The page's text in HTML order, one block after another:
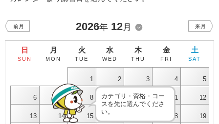
前月 2026年 12月 来月
日
SUN
月
MON
火
TUE
水
WED
木
THU
金
FRI
土
SAT
1 2 3 4 5
6 7 8 9 10 11 12
13 14 15 18 19
カテゴリ・資格・コー
スを先に選んでくださ
い。